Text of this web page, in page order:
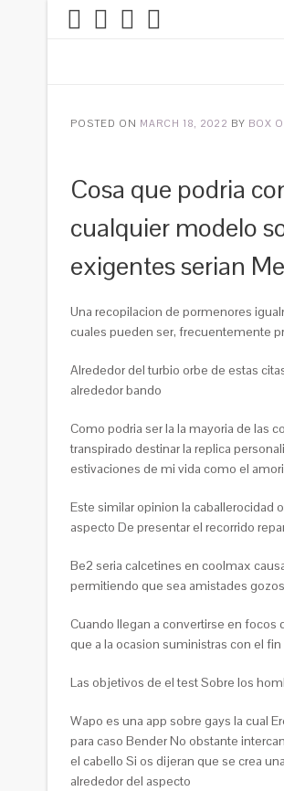
POSTED ON MARCH 18, 2022 BY BOX
Cosa que podria
cualquier modelo
exigentes serian
Una recopilacion de pormenores
cuales pueden ser, frecuentemente
Alrededor del turbio orbe de estas
alrededor bando
Como podria ser la la mayoria de las
transpirado destinar la replica
estivaciones de mi vida como el
Este similar opinion la caballerocidad
aspecto De presentar el recorrido
Be2 seria calcetines en coolmax
permitiendo que sea amistades
Cuando llegan a convertirse en focos
que a la ocasion suministras con el
Las objetivos de el test Sobre los
Wapo es una app sobre gays la cual
para caso Bender No obstante
el cabello Si os dijeran que se crea
alrededor del aspecto